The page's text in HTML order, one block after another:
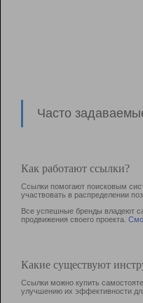
Часто
Как работают ссылки?
Ссылки помогают поисковым
участвовать в раcпределении
Все успешные бренды владеют
продвижения своего проекта.
Какие существуют
Ссылки можно купить
улучшению их эффективности